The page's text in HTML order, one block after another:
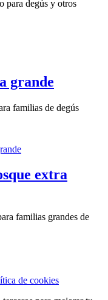
para degús y otros
grande
familias de degús
extra
familias grandes de
de cookies